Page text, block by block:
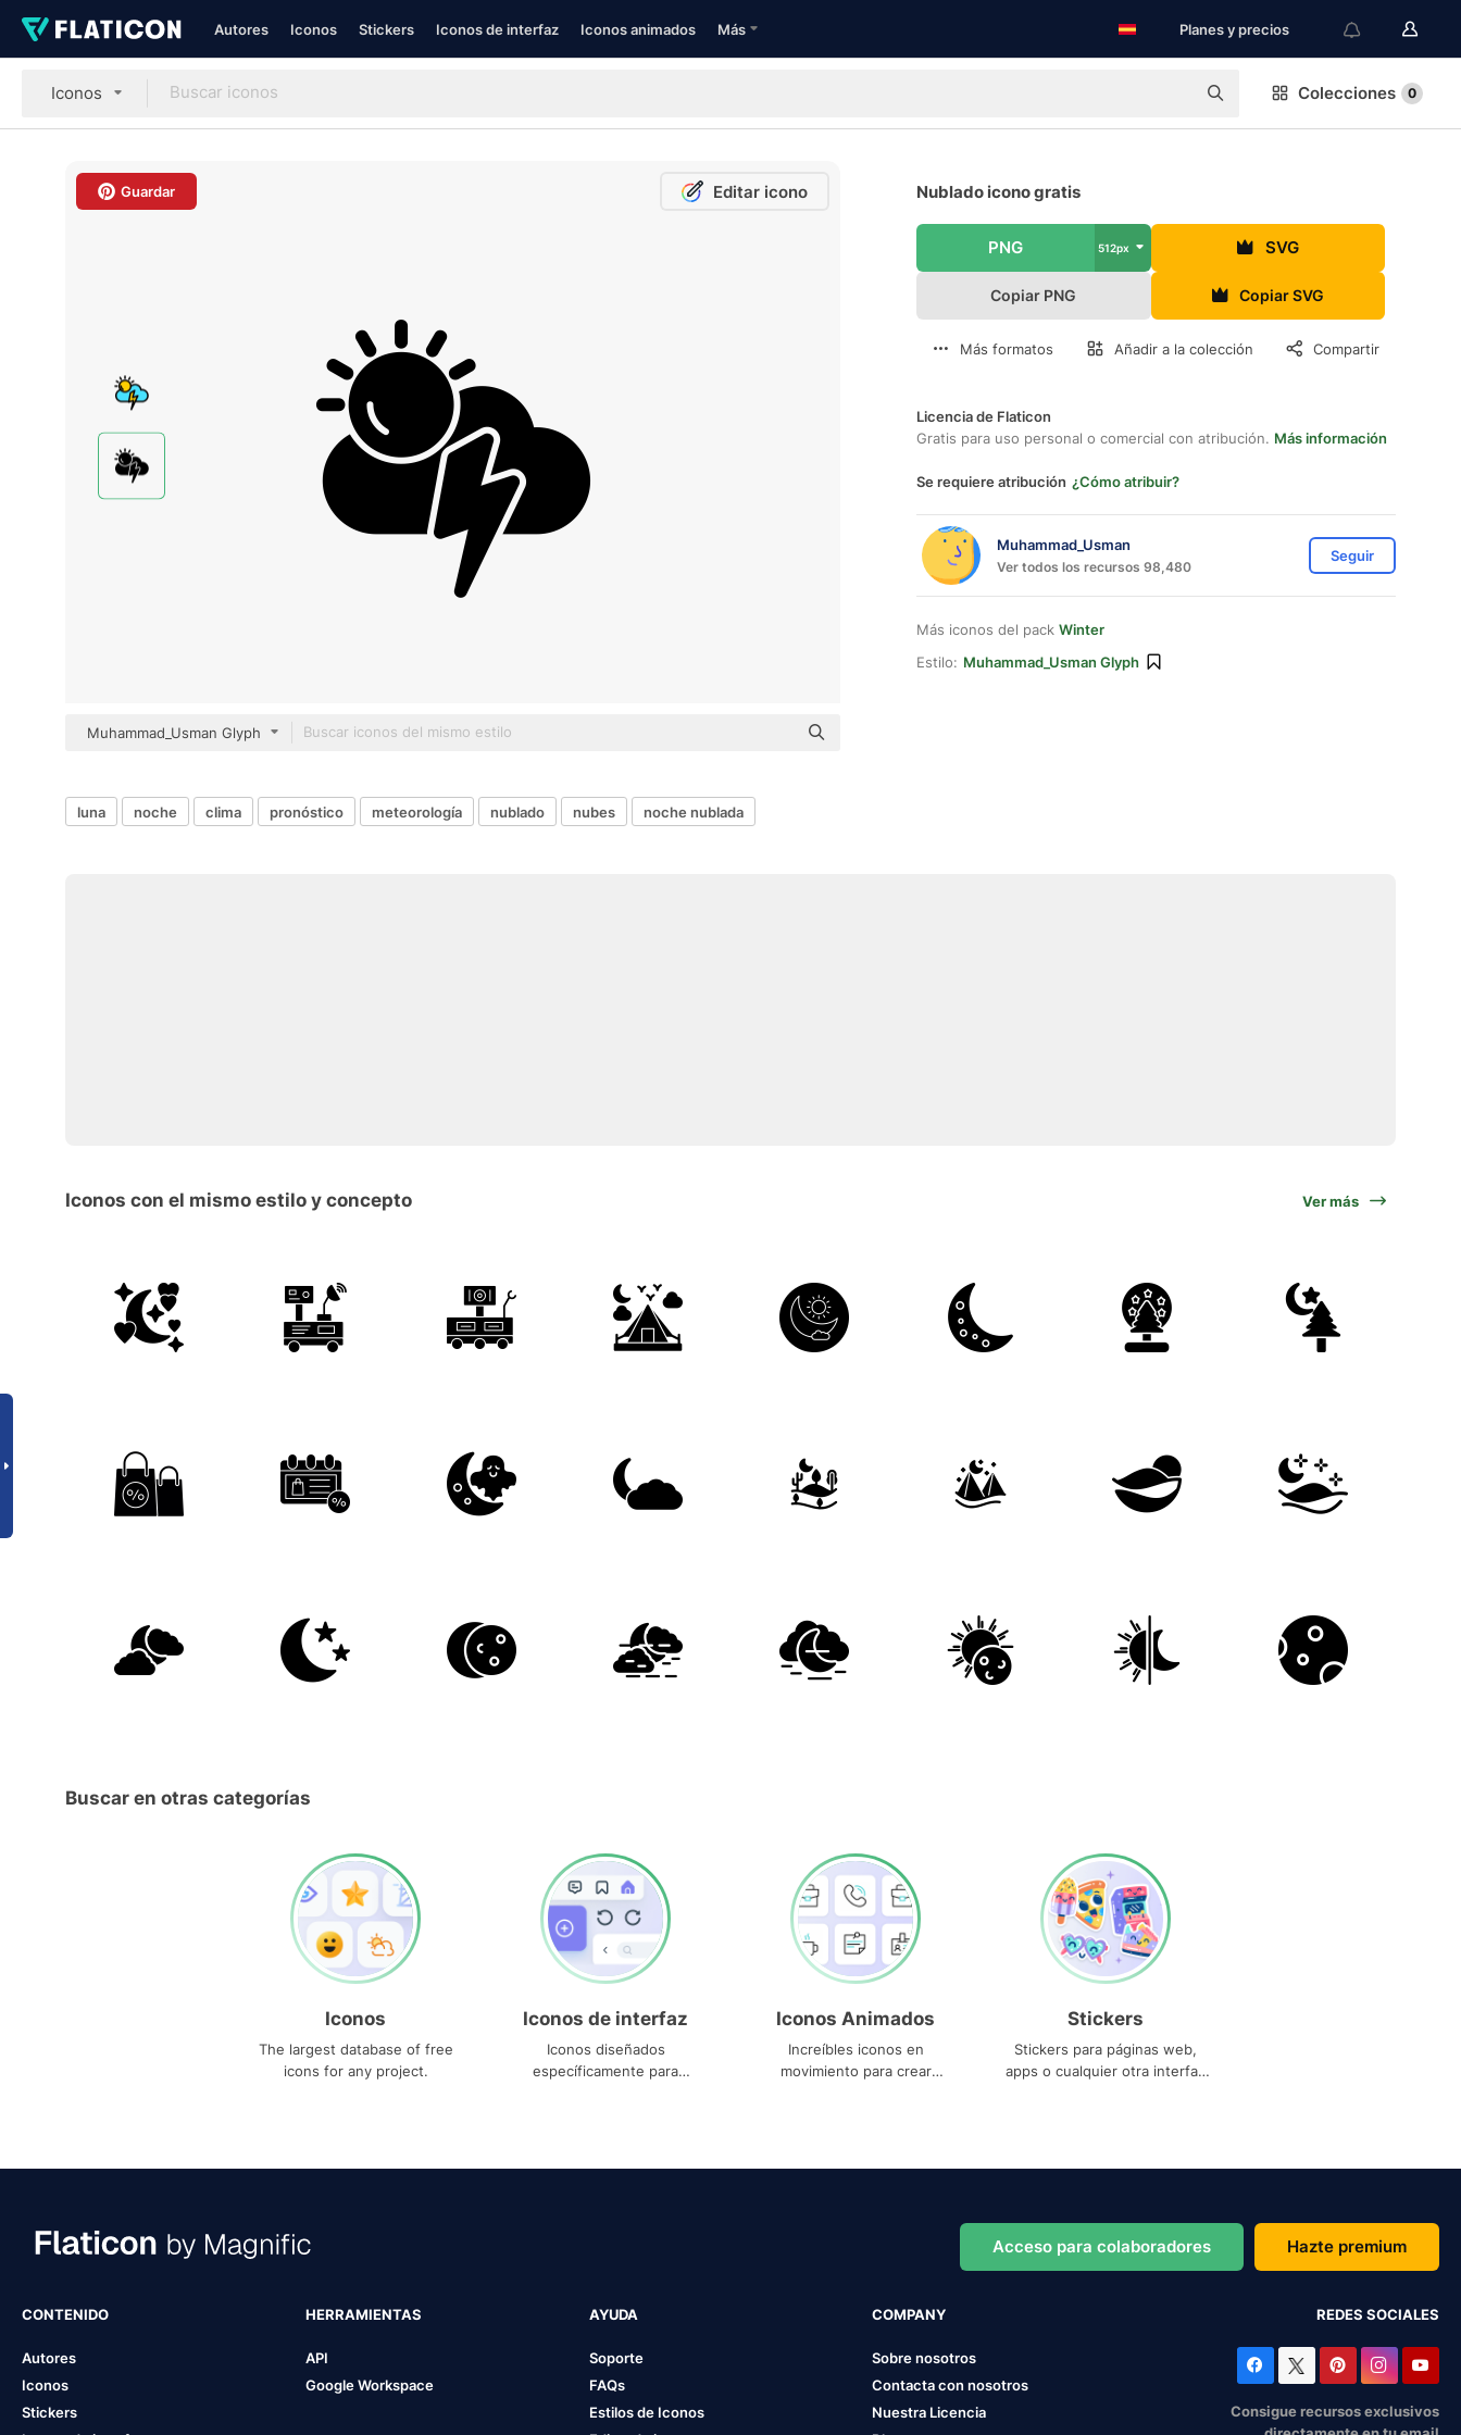
Autores Iconos Stickers Iconos de interfaz Iconos animados Más Planes y precios
Iconos Colecciones 0
Guardar Editar icono
Muhammad_Usman Glyph
Nublado icono gratis
PNG 512px SVG
Copiar PNG Copiar SVG
Más formatos Añadir a la colección Compartir
Licencia de Flaticon
Gratis para uso personal o comercial con atribución. Más información
Se requiere atribución ¿Cómo atribuir?
Muhammad_Usman
Ver todos los recursos 98,480
Seguir
Más iconos del pack Winter
Estilo: Muhammad_Usman Glyph
luna noche clima pronóstico meteorología nublado nubes noche nublada
Iconos con el mismo estilo y concepto Ver más
Buscar en otras categorías
Iconos
The largest database of free
icons for any project.
Iconos de interfaz
Iconos diseñados
específicamente para
Iconos Animados
Increíbles iconos en
movimiento para crear
Stickers
Stickers para páginas web,
apps o cualquier otra interfaz
Acceso para colaboradores Hazte premium
CONTENIDO
Autores
Iconos
Stickers
HERRAMIENTAS
API
Google Workspace
AYUDA
Soporte
FAQs
Estilos de Iconos
COMPANY
Sobre nosotros
Contacta con nosotros
Nuestra Licencia
REDES SOCIALES
Consigue recursos exclusivos